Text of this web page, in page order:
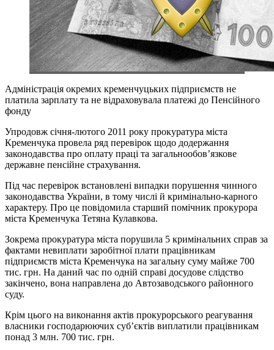
Адміністрація окремих кременчуцьких підприємств не
платила зарплату та не відраховувала платежі до Пенсійного
фонду
Упродовж січня-лютого 2011 року прокуратура міста
Кременчука провела ряд перевірок щодо додержання
законодавства про оплату праці та загальнообов’язкове
державне пенсійне страхування.
Під час перевірок встановлені випадки порушення чинного
законодавства України, в тому числі й кримінально-карного
характеру. Про це повідомила старший помічник прокурора
міста Кременчука Тетяна Кулавкова.
Зокрема прокуратура міста порушила 5 кримінальних справ за
фактами невиплати заробітної плати працівникам
підприємств міста Кременчука на загальну суму майже 700
тис. грн. На даний час по одній справі досудове слідство
закінчено, вона направлена до Автозаводського районного
суду.
Крім цього на виконання актів прокурорського реагування
власники господарюючих суб’єктів виплатили працівникам
понад 3 млн. 700 тис. грн.